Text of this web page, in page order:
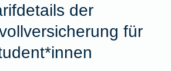
der
für